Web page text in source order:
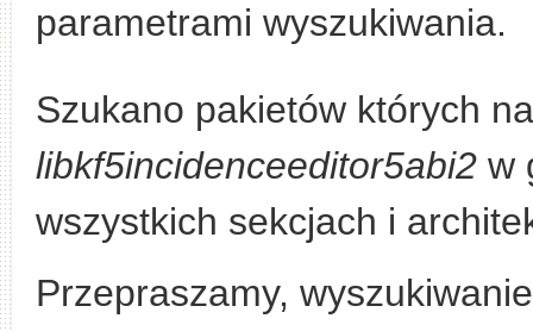
parametrami wyszukiwania.
Szukano pakietów których
libkf5incidenceeditor5abi2 w
wszystkich sekcjach i
Przepraszamy,